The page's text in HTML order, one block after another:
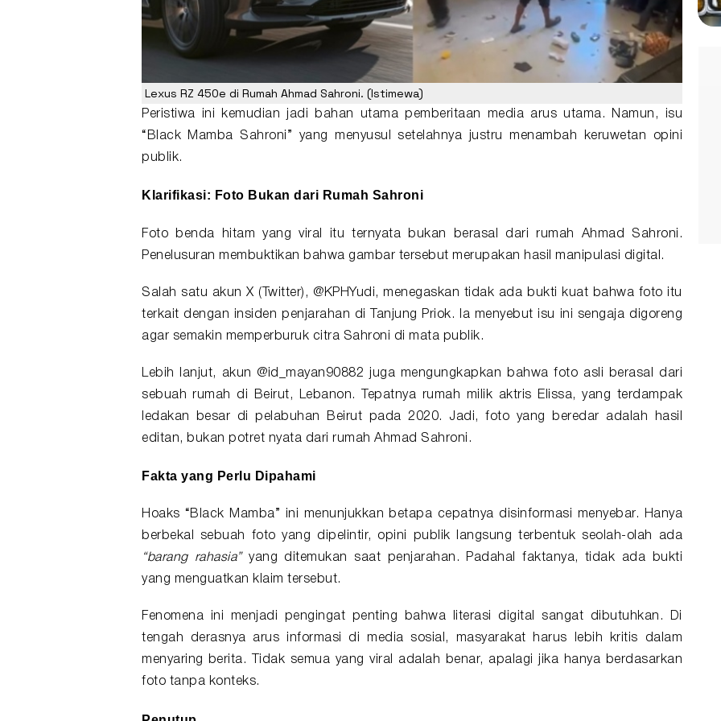
Lexus RZ 450e di Rumah Ahmad Sahroni. (Istimewa)
Peristiwa ini kemudian jadi bahan utama pemberitaan media arus utama. Namun, isu
“ Black Mamba Sahroni ” yang menyusul setelahnya justru menambah keruwetan opini
publik.
Klarifikasi: Foto Bukan dari Rumah Sahroni
Foto benda hitam yang viral itu ternyata bukan berasal dari rumah Ahmad Sahroni.
Penelusuran membuktikan bahwa gambar tersebut merupakan hasil manipulasi digital.
Salah satu akun X (Twitter), @KPHYudi, menegaskan tidak ada bukti kuat bahwa foto itu
terkait dengan insiden penjarahan di Tanjung Priok. Ia menyebut isu ini sengaja digoreng
agar semakin memperburuk citra Sahroni di mata publik.
Lebih lanjut, akun @id_mayan90882 juga mengungkapkan bahwa foto asli berasal dari
sebuah rumah di Beirut, Lebanon. Tepatnya rumah milik aktris Elissa, yang terdampak
ledakan besar di pelabuhan Beirut pada 2020. Jadi, foto yang beredar adalah hasil
editan, bukan potret nyata dari rumah Ahmad Sahroni.
Fakta yang Perlu Dipahami
Hoaks “Black Mamba” ini menunjukkan betapa cepatnya disinformasi menyebar. Hanya
berbekal sebuah foto yang dipelintir, opini publik langsung terbentuk seolah-olah ada
“barang rahasia”yang ditemukan saat penjarahan. Padahal faktanya, tidak ada bukti
yang menguatkan klaim tersebut.
Fenomena ini menjadi pengingat penting bahwa literasi digital sangat dibutuhkan. Di
tengah derasnya arus informasi di media sosial, masyarakat harus lebih kritis dalam
menyaring berita. Tidak semua yang viral adalah benar, apalagi jika hanya berdasarkan
foto tanpa konteks.